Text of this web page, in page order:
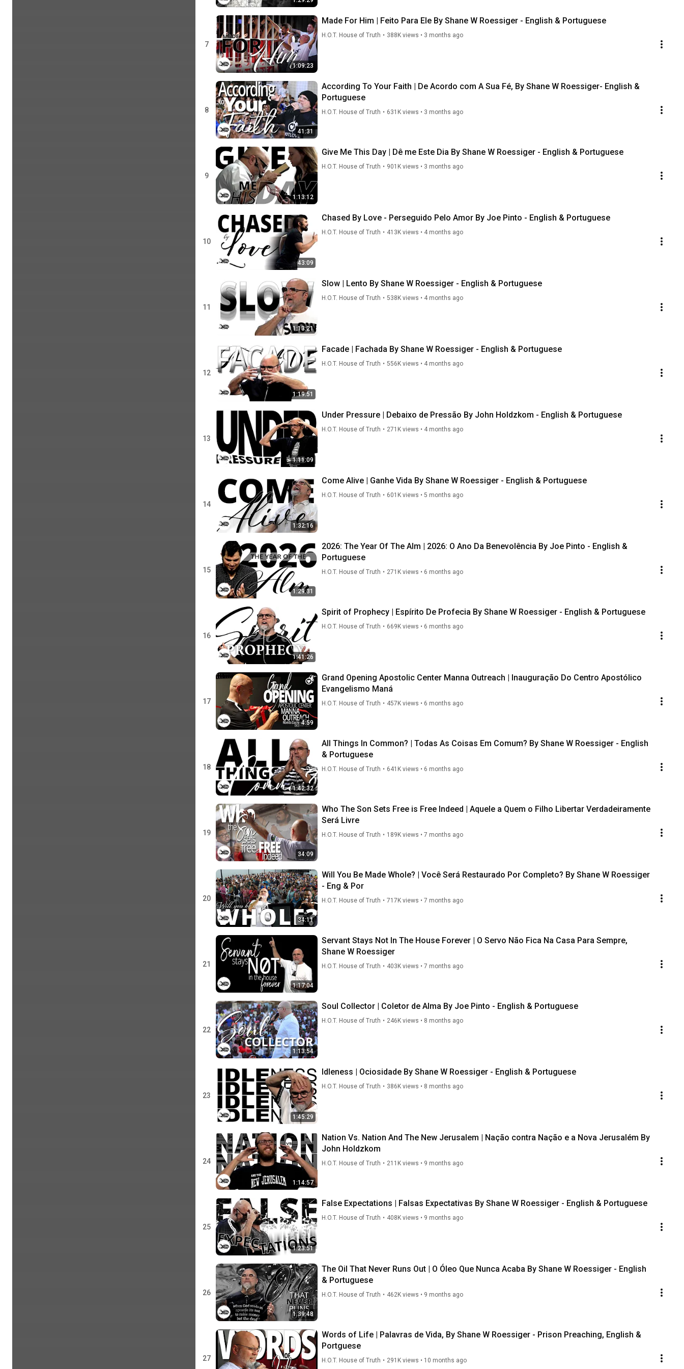
7
1:09:23
Made For Him | Feito Para Ele By Shane W Roessiger - English & Portuguese
H.O.T. House of Truth • 388K views • 3 months ago
8
41:31
According To Your Faith | De Acordo com A Sua Fé, By Shane W Roessiger- English &
Portuguese
H.O.T. House of Truth • 631K views • 3 months ago
9
1:13:12
Give Me This Day | Dê me Este Dia By Shane W Roessiger - English & Portuguese
H.O.T. House of Truth • 901K views • 3 months ago
10
43:09
Chased By Love - Perseguido Pelo Amor By Joe Pinto - English & Portuguese
H.O.T. House of Truth • 413K views • 4 months ago
11
1:13:21
Slow | Lento By Shane W Roessiger - English & Portuguese
H.O.T. House of Truth • 538K views • 4 months ago
12
1:19:51
Facade | Fachada By Shane W Roessiger - English & Portuguese
H.O.T. House of Truth • 556K views • 4 months ago
13
1:11:09
Under Pressure | Debaixo de Pressão By John Holdzkom - English & Portuguese
H.O.T. House of Truth • 271K views • 4 months ago
14
1:32:16
Come Alive | Ganhe Vida By Shane W Roessiger - English & Portuguese
H.O.T. House of Truth • 601K views • 5 months ago
15
1:29:31
2026: The Year Of The Alm | 2026: O Ano Da Benevolência By Joe Pinto - English &
Portuguese
H.O.T. House of Truth • 271K views • 6 months ago
16
1:41:26
Spirit of Prophecy | Espírito De Profecia By Shane W Roessiger - English & Portuguese
H.O.T. House of Truth • 669K views • 6 months ago
17
4:59
Grand Opening Apostolic Center Manna Outreach | Inauguração Do Centro Apostólico
Evangelismo Maná
H.O.T. House of Truth • 457K views • 6 months ago
18
1:42:32
All Things In Common? | Todas As Coisas Em Comum? By Shane W Roessiger - English
& Portuguese
H.O.T. House of Truth • 641K views • 6 months ago
19
34:09
Who The Son Sets Free is Free Indeed | Aquele a Quem o Filho Libertar Verdadeiramente
Será Livre
H.O.T. House of Truth • 189K views • 7 months ago
20
34:11
Will You Be Made Whole? | Você Será Restaurado Por Completo? By Shane W Roessiger
- Eng & Por
H.O.T. House of Truth • 717K views • 7 months ago
21
1:17:04
Servant Stays Not In The House Forever | O Servo Não Fica Na Casa Para Sempre,
Shane W Roessiger
H.O.T. House of Truth • 403K views • 7 months ago
22
1:13:54
Soul Collector | Coletor de Alma By Joe Pinto - English & Portuguese
H.O.T. House of Truth • 246K views • 8 months ago
23
1:45:29
Idleness | Ociosidade By Shane W Roessiger - English & Portuguese
H.O.T. House of Truth • 386K views • 8 months ago
24
1:14:57
Nation Vs. Nation And The New Jerusalem | Nação contra Nação e a Nova Jerusalém By
John Holdzkom
H.O.T. House of Truth • 211K views • 9 months ago
25
1:23:51
False Expectations | Falsas Expectativas By Shane W Roessiger - English & Portuguese
H.O.T. House of Truth • 408K views • 9 months ago
26
1:39:48
The Oil That Never Runs Out | O Óleo Que Nunca Acaba By Shane W Roessiger - English
& Portuguese
H.O.T. House of Truth • 462K views • 9 months ago
27
Words of Life | Palavras de Vida, By Shane W Roessiger - Prison Preaching, English &
Portguese
H.O.T. House of Truth • 291K views • 10 months ago